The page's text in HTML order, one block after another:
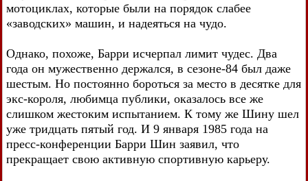
мотоциклах, которые были на порядок слабее
«заводских» машин, и надеяться на чудо.
Однако, похоже, Барри исчерпал лимит чудес. Два
года он мужественно держался, в сезоне-84 был даже
шестым. Но постоянно бороться за место в десятке для
экс-короля, любимца публики, оказалось все же
слишком жестоким испытанием. К тому же Шину шел
уже тридцать пятый год. И 9 января 1985 года на
пресс-конференции Барри Шин заявил, что
прекращает свою активную спортивную карьеру.